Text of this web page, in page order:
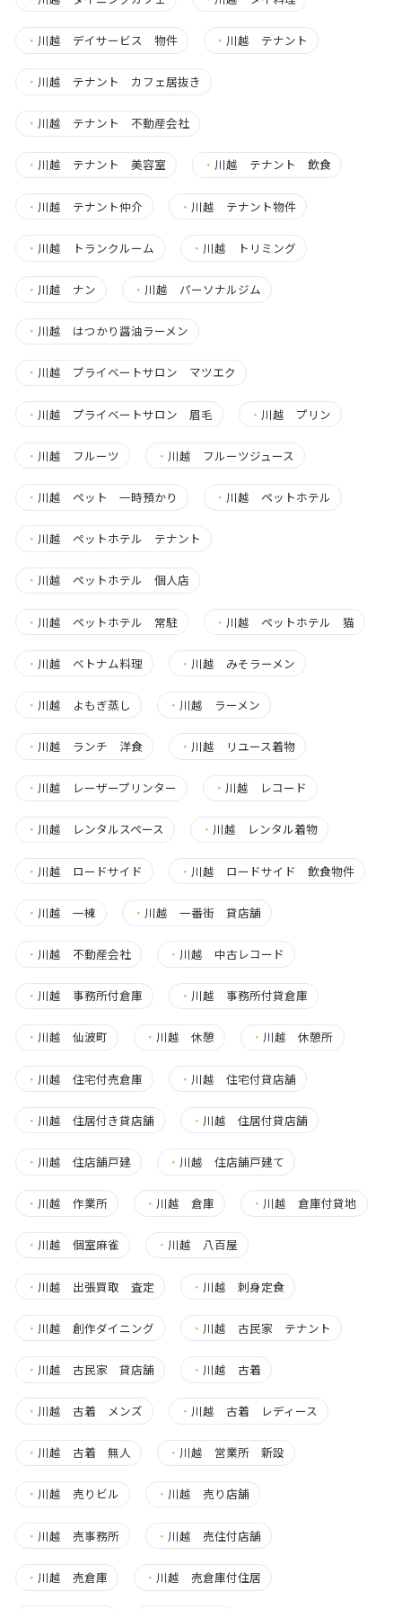
・ 川越 デイサービス 物件 ・ 川越 テナント
・ 川越 テナント カフェ居抜き
・ 川越 テナント 不動産会社
・ 川越 テナント 美容室 ・ 川越 テナント 飲食
・ 川越 テナント仲介 ・ 川越 テナント物件
・ 川越 トランクルーム ・ 川越 トリミング
・ 川越 ナン ・ 川越 パーソナルジム
・ 川越 はつかり醤油ラーメン
・ 川越 プライベートサロン マツエク
・ 川越 プライベートサロン 眉毛 ・ 川越 プリン
・ 川越 フルーツ ・ 川越 フルーツジュース
・ 川越 ペット 一時預かり ・ 川越 ペットホテル
・ 川越 ペットホテル テナント
・ 川越 ペットホテル 個人店
・ 川越 ペットホテル 常駐 ・ 川越 ペットホテル 猫
・ 川越 ベトナム料理 ・ 川越 みそラーメン
・ 川越 よもぎ蒸し ・ 川越 ラーメン
・ 川越 ランチ 洋食 ・ 川越 リユース着物
・ 川越 レーザープリンター ・ 川越 レコード
・ 川越 レンタルスペース ・ 川越 レンタル着物
・ 川越 ロードサイド ・ 川越 ロードサイド 飲食物件
・ 川越 一棟 ・ 川越 一番街 貸店舗
・ 川越 不動産会社 ・ 川越 中古レコード
・ 川越 事務所付倉庫 ・ 川越 事務所付貸倉庫
・ 川越 仙波町 ・ 川越 休憩 ・ 川越 休憩所
・ 川越 住宅付売倉庫 ・ 川越 住宅付貸店舗
・ 川越 住居付き貸店舗 ・ 川越 住居付貸店舗
・ 川越 住店舗戸建 ・ 川越 住店舗戸建て
・ 川越 作業所 ・ 川越 倉庫 ・ 川越 倉庫付貸地
・ 川越 個室麻雀 ・ 川越 八百屋
・ 川越 出張買取 査定 ・ 川越 刺身定食
・ 川越 創作ダイニング ・ 川越 古民家 テナント
・ 川越 古民家 貸店舗 ・ 川越 古着
・ 川越 古着 メンズ ・ 川越 古着 レディース
・ 川越 古着 無人 ・ 川越 営業所 新設
・ 川越 売りビル ・ 川越 売り店舗
・ 川越 売事務所 ・ 川越 売住付店舗
・ 川越 売倉庫 ・ 川越 売倉庫付住居